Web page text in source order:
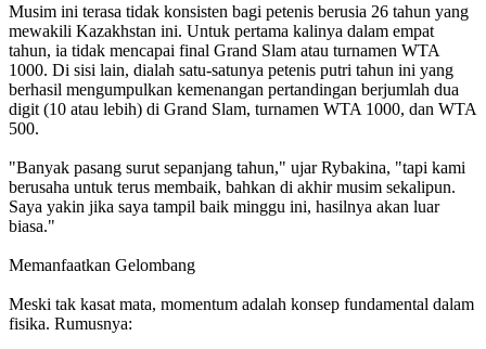
Musim ini terasa tidak konsisten bagi petenis berusia 26 tahun yang
mewakili Kazakhstan ini. Untuk pertama kalinya dalam empat
tahun, ia tidak mencapai final Grand Slam atau turnamen WTA
1000. Di sisi lain, dialah satu-satunya petenis putri tahun ini yang
berhasil mengumpulkan kemenangan pertandingan berjumlah dua
digit (10 atau lebih) di Grand Slam, turnamen WTA 1000, dan WTA
500.
"Banyak pasang surut sepanjang tahun," ujar Rybakina, "tapi kami
berusaha untuk terus membaik, bahkan di akhir musim sekalipun.
Saya yakin jika saya tampil baik minggu ini, hasilnya akan luar
biasa."
Memanfaatkan Gelombang
Meski tak kasat mata, momentum adalah konsep fundamental dalam
fisika. Rumusnya: